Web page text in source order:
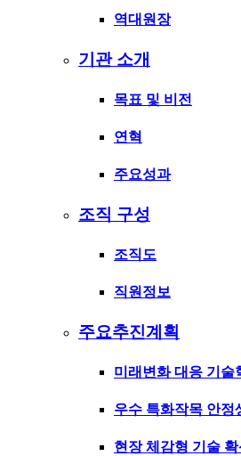
역대원장
기관 소개
목표 및 비전
연혁
주요성과
조직 구성
조직도
직원정보
주요추진계획
미래변화 대응 기술
우수 특화작목 안정
현장 체감형 기술